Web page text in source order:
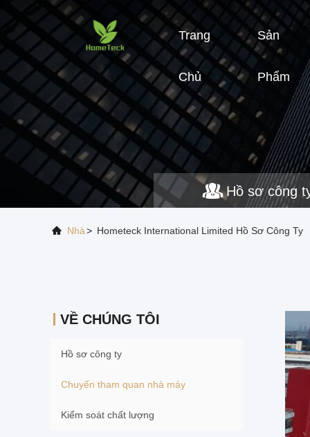
Trang
Chủ
Sản
Phẩm
Hồ sơ công
Nhà> Hometeck International Limited Hồ Sơ Công Ty
VỀ CHÚNG TÔI
Hồ sơ công ty
Chuyến tham quan nhà máy
Kiểm soát chất lượng